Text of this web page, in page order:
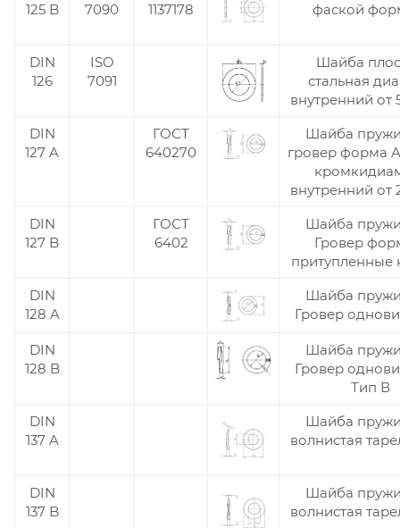
125 B
7090
1137178
фаской
DIN
126
ISO
7091
Шайба
стальная
внутренний от
DIN
127 A
ГОСТ
640270
Шайба
гровер форма
внутренний от
DIN
127 B
ГОСТ
6402
Шайба
Гровер
притупленные
DIN
128 A
Шайба
Гровер
DIN
128 B
Шайба
Гровер
Тип В
DIN
137 A
Шайба
волнистая
DIN
137 B
Шайба
волнистая